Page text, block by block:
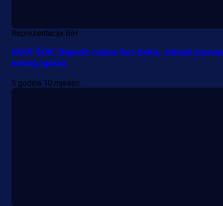
Reprezentacija BiH
NOVI ŠOK: Bajević ostao bez beka, odmah
novog igrača
5 godina 10 mjesec